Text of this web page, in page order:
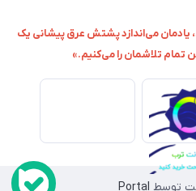
یادمان می‌اندازد پشتش عرق پیشانی یک
تمام تلاشمان را می‌کنیم.»
توسط Portal